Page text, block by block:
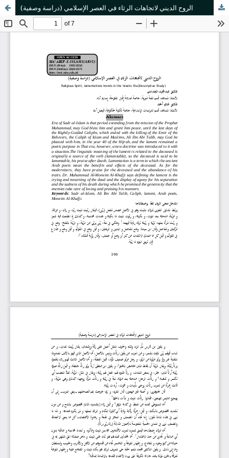
الروح الديني لاتجاهات الرثاء في العصر الإسلامي (دراسة وصفية)